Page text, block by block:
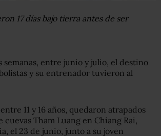
17 días bajo tierra antes de ser
semanas, entre junio y julio, el destino
y su entrenador tuvieron al
11 y 16 años, quedaron atrapados
cuevas Tham Luang en Chiang Rai,
el 23 de junio, junto a su joven